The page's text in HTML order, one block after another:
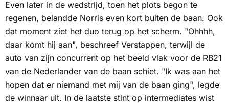
Even later in de wedstrijd, toen het plots begon te
regenen, belandde Norris even kort buiten de baan. Ook
dat moment ziet het duo terug op het scherm. "Ohhhh,
daar komt hij aan", beschreef Verstappen, terwijl de
auto van zijn concurrent op het beeld vlak voor de RB21
van de Nederlander van de baan schiet. "Ik was aan het
hopen dat er niemand met mij van de baan ging", legde
de winnaar uit. In de laatste stint op intermediates wist